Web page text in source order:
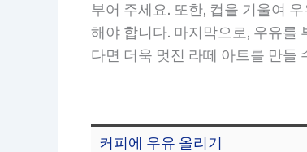
부어 주세요. 또한, 컵을 기울여
해야 합니다. 마지막으로, 우유를
다면 더욱 멋진 라떼 아트를 만들
커피에 우유 올리기